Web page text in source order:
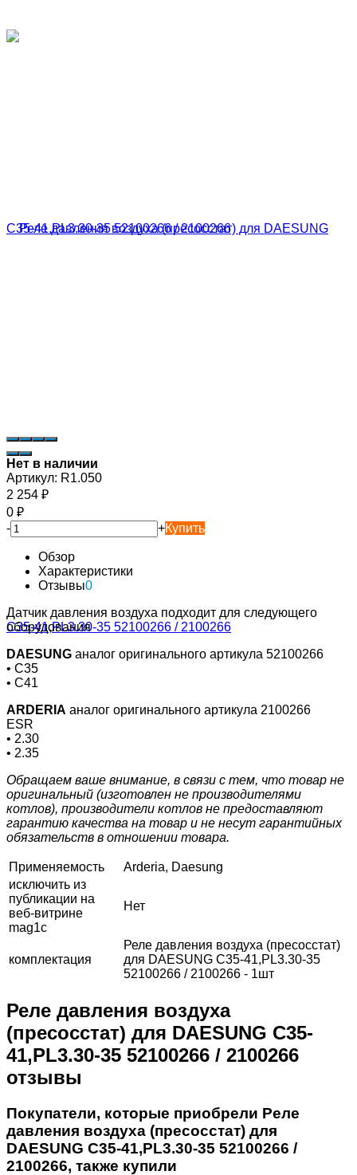
Нет в наличии
Артикул: R1.050
2 254 ₽
0 ₽
-
+Купить
Обзор
Характеристики
Отзывы0
Датчик давления воздуха подходит для следующего
оборудования
DAESUNG аналог оригинального артикула 52100266
• C35
• C41
ARDERIA аналог оригинального артикула 2100266
ESR
• 2.30
• 2.35
Обращаем ваше внимание, в связи с тем, что товар не
оригинальный (изготовлен не производителями
котлов), производители котлов не предоставляют
гарантию качества на товар и не несут гарантийных
обязательств в отношении товара.
Применяемость
Arderia, Daesung
исключить из
публикации на
веб-витрине
mag1c
Нет
комплектация
Реле давления воздуха (пресосстат)
для DAESUNG C35-41,PL3.30-35
52100266 / 2100266 - 1шт
Реле давления воздуха
(пресосстат) для DAESUNG C35-
41,PL3.30-35 52100266 / 2100266
отзывы
Покупатели, которые приобрели Реле
давления воздуха (пресосстат) для
DAESUNG C35-41,PL3.30-35 52100266 /
2100266, также купили